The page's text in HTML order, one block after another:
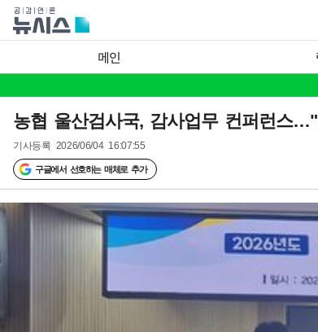
메인
농협 울산검사국, 감사업무 컨퍼런스
기사등록 2026/06/04 16:07:55
구글에서 선호하는 매체로 추가